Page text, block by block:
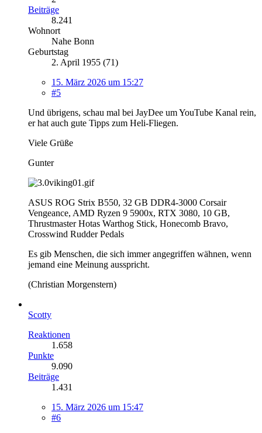
Beiträge
8.241
Wohnort
Nahe Bonn
Geburtstag
2. April 1955 (71)
15. März 2026 um 15:27
#5
Und übrigens, schau mal bei JayDee um YouTube Kanal rein,
er hat auch gute Tipps zum Heli-Fliegen.
Viele Grüße
Gunter
ASUS ROG Strix B550, 32 GB DDR4-3000 Corsair
Vengeance, AMD Ryzen 9 5900x, RTX 3080, 10 GB,
Thrustmaster Hotas Warthog Stick, Honecomb Bravo,
Crosswind Rudder Pedals
Es gib Menschen, die sich immer angegriffen wähnen, wenn
jemand eine Meinung ausspricht.
(Christian Morgenstern)
Scotty
Reaktionen
1.658
Punkte
9.090
Beiträge
1.431
15. März 2026 um 15:47
#6